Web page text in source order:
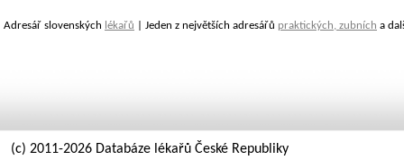
Adresář slovenských lékařů | Jeden z největších adresářů praktických, zubních a
(c) 2011-2026 Databáze lékařů České Republiky